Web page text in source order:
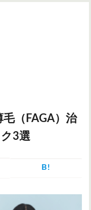
（FAGA）治
3選
B!